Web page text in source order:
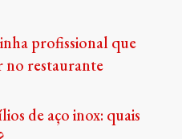
profissional que
no restaurante
de aço inox: quais